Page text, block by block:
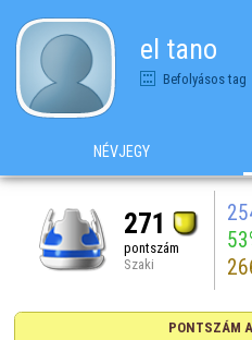
el tano
Befolyásos tag
NÉVJEGY
271
pontszám
Szaki
PONTSZÁM